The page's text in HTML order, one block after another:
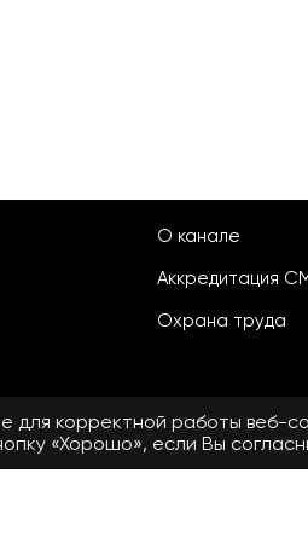
О канале
Аккредитация
Охрана труда
Пользовательское
для корректной работы веб-
«Хорошо», если Вы